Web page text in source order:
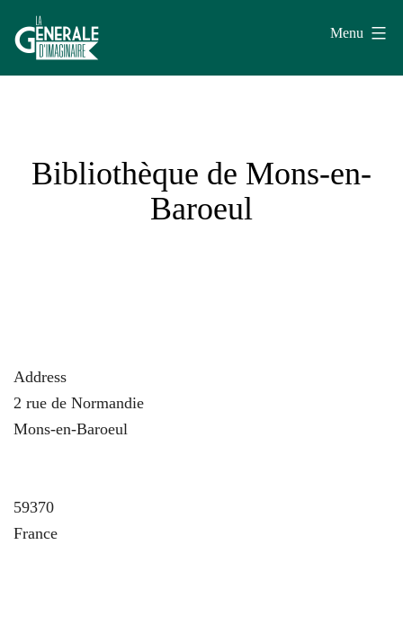
au
contenu
Menu
Bibliothèque de Mons-en-
Baroeul
Address
2 rue de Normandie
Mons-en-Baroeul
59370
France